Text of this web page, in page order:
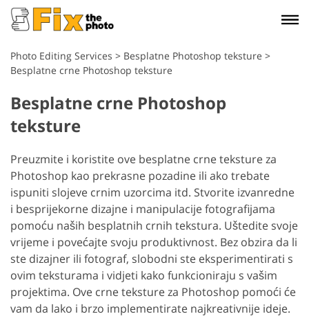
Photo Editing Services > Besplatne Photoshop teksture >
Besplatne crne Photoshop teksture
Besplatne crne Photoshop
teksture
Preuzmite i koristite ove besplatne crne teksture za
Photoshop kao prekrasne pozadine ili ako trebate
ispuniti slojeve crnim uzorcima itd. Stvorite izvanredne
i besprijekorne dizajne i manipulacije fotografijama
pomoću naših besplatnih crnih tekstura. Uštedite svoje
vrijeme i povećajte svoju produktivnost. Bez obzira da li
ste dizajner ili fotograf, slobodni ste eksperimentirati s
ovim teksturama i vidjeti kako funkcioniraju s vašim
projektima. Ove crne teksture za Photoshop pomoći će
vam da lako i brzo implementirate najkreativnije ideje.